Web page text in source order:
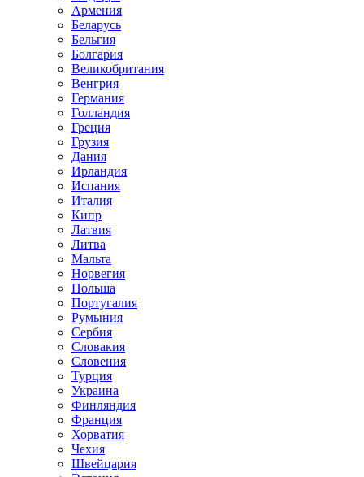
Армения
Беларусь
Бельгия
Болгария
Великобритания
Венгрия
Германия
Голландия
Греция
Грузия
Дания
Ирландия
Испания
Италия
Кипр
Латвия
Литва
Мальта
Норвегия
Польша
Португалия
Румыния
Сербия
Словакия
Словения
Турция
Украина
Финляндия
Франция
Хорватия
Чехия
Швейцария